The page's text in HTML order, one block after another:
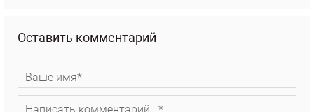
Оставить комментарий